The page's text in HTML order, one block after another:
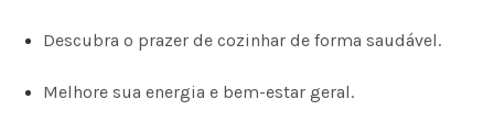
Descubra o prazer de cozinhar de forma saudável.
Melhore sua energia e bem-estar geral.